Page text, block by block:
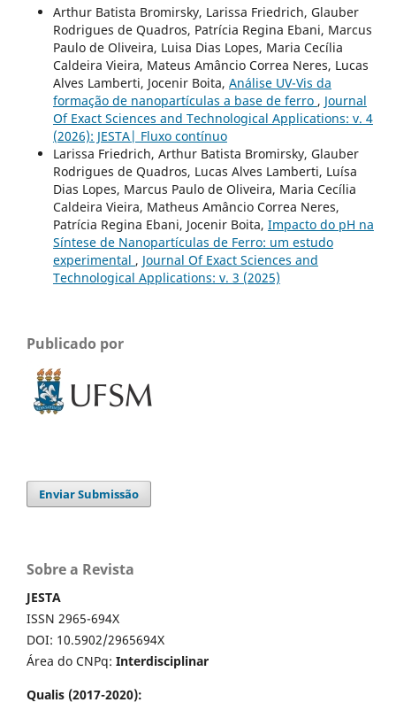
Arthur Batista Bromirsky, Larissa Friedrich, Glauber
Rodrigues de Quadros, Patrícia Regina Ebani, Marcus
Paulo de Oliveira, Luisa Dias Lopes, Maria Cecília
Caldeira Vieira, Mateus Amâncio Correa Neres, Lucas
Alves Lamberti, Jocenir Boita, Análise UV-Vis da
formação de nanopartículas a base de ferro , Journal
Of Exact Sciences and Technological Applications: v. 4
(2026): JESTA| Fluxo contínuo
Larissa Friedrich, Arthur Batista Bromirsky, Glauber
Rodrigues de Quadros, Lucas Alves Lamberti, Luísa
Dias Lopes, Marcus Paulo de Oliveira, Maria Cecília
Caldeira Vieira, Matheus Amâncio Correa Neres,
Patrícia Regina Ebani, Jocenir Boita, Impacto do pH na
Síntese de Nanopartículas de Ferro: um estudo
experimental , Journal Of Exact Sciences and
Technological Applications: v. 3 (2025)
Publicado por
Enviar Submissão
Sobre a Revista
JESTA
ISSN 2965-694X
DOI: 10.5902/2965694X
Área do CNPq: Interdisciplinar
Qualis (2017-2020):